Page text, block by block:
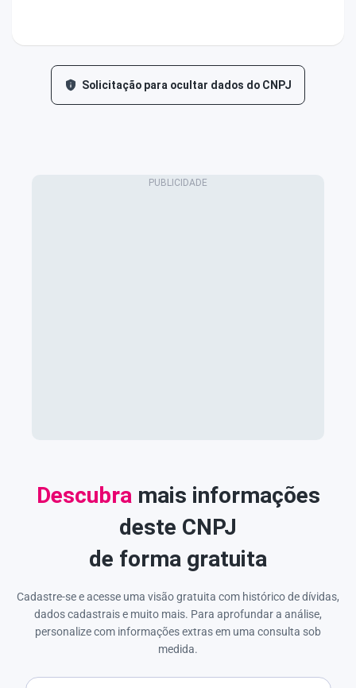
Solicitação para ocultar dados do CNPJ
Descubra mais informações
deste CNPJ
de forma gratuita
Cadastre-se e acesse uma visão gratuita com histórico de dívidas,
dados cadastrais e muito mais. Para aprofundar a análise,
personalize com informações extras em uma consulta sob
medida.